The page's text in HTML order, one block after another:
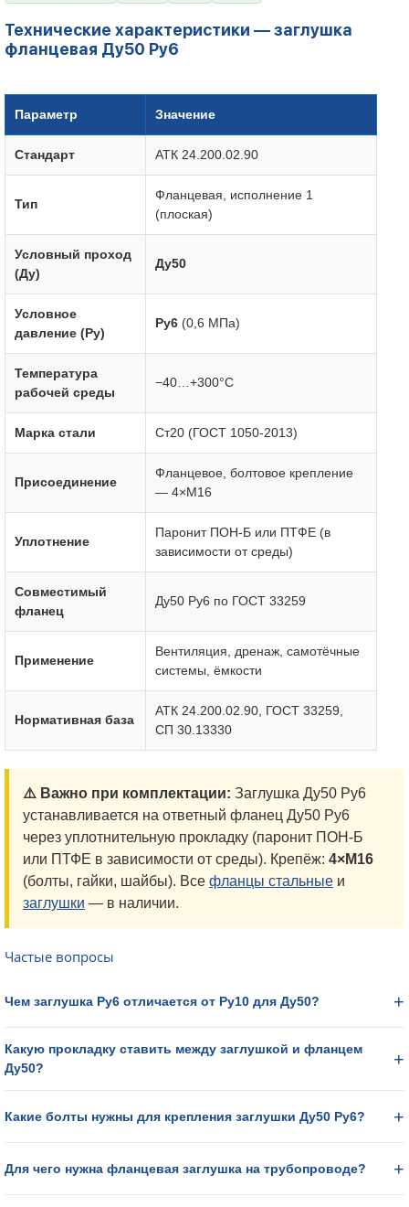
Технические характеристики — заглушка
фланцевая Ду50 Ру6
Параметр Значение
Стандарт АТК 24.200.02.90
Тип
Фланцевая, исполнение 1
(плоская)
Условный проход
(Ду)
Ду50
Условное
давление (Ру)
Ру6 (0,6 МПа)
Температура
рабочей среды
−40…+300°C
Марка стали Ст20 (ГОСТ 1050-2013)
Присоединение
Фланцевое, болтовое крепление
— 4×М16
Уплотнение
Паронит ПОН-Б или ПТФЕ (в
зависимости от среды)
Совместимый
фланец
Ду50 Ру6 по ГОСТ 33259
Применение
Вентиляция, дренаж, самотёчные
системы, ёмкости
Нормативная база
АТК 24.200.02.90, ГОСТ 33259,
СП 30.13330
⚠️ Важно при комплектации: Заглушка Ду50 Ру6
устанавливается на ответный фланец Ду50 Ру6
через уплотнительную прокладку (паронит ПОН-Б
или ПТФЕ в зависимости от среды). Крепёж: 4×М16
(болты, гайки, шайбы). Все фланцы стальные и
заглушки — в наличии.
Частые вопросы
Чем заглушка Ру6 отличается от Ру10 для Ду50?
Какую прокладку ставить между заглушкой и фланцем
Ду50?
Какие болты нужны для крепления заглушки Ду50 Ру6?
Для чего нужна фланцевая заглушка на трубопроводе?